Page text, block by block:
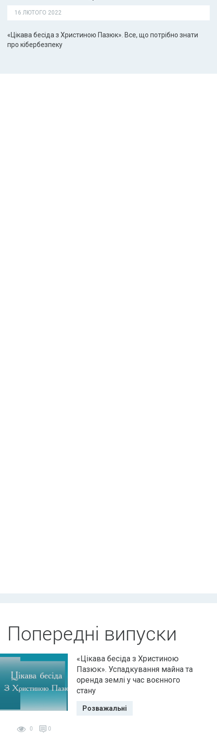
16 ЛЮТОГО 2022
«Цікава бесіда з Христиною Пазюк». Все, що потрібно знати
про кібербезпеку
Попередні випуски
0 0
«Цікава бесіда з Христиною
Пазюк». Успадкування майна та
оренда землі у час воєнного
стану
Розважальні